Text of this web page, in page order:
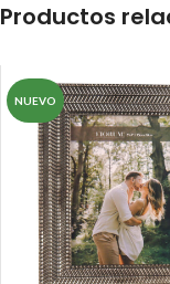
Productos
NUEVO